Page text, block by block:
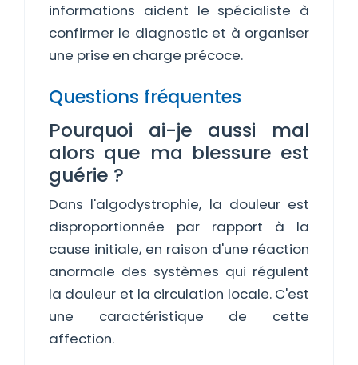
informations aident le spécialiste à
confirmer le diagnostic et à organiser
une prise en charge précoce.
Questions fréquentes
Pourquoi ai-je aussi mal
alors que ma blessure est
guérie ?
Dans l'algodystrophie, la douleur est
disproportionnée par rapport à la
cause initiale, en raison d'une réaction
anormale des systèmes qui régulent
la douleur et la circulation locale. C'est
une caractéristique de cette
affection.